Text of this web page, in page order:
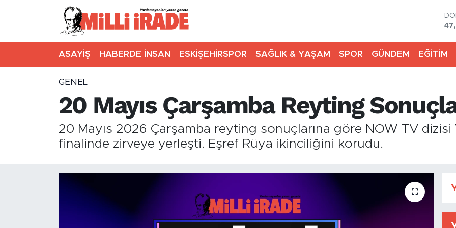
ASAYİŞ HABERDE İNSAN ESKİŞEHİRSPOR SAĞLIK & YAŞAM SPOR GÜNDEM EĞİTİM
GENEL
20 Mayıs Çarşamba Reyting
20 Mayıs 2026 Çarşamba reyting sonuçlarına göre NOW TV dizisi
finalinde zirveye yerleşti. Eşref Rüya ikinciliğini korudu.